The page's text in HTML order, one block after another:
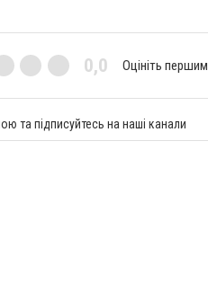
0,0 Оцініть першим
та підписуйтесь на наші канали